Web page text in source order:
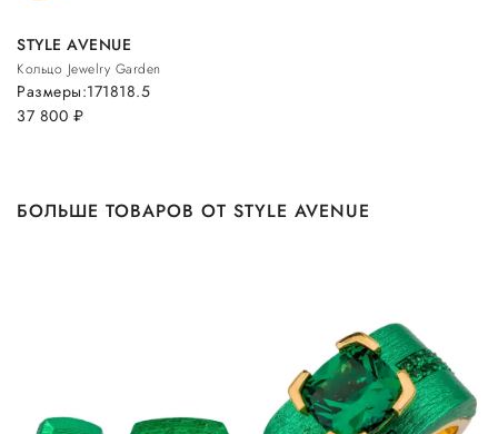
STYLE AVENUE
Кольцо Jewelry Garden
37 800 руб.
Размеры:171818.5
БОЛЬШЕ ТОВАРОВ ОТ STYLE AVENUE